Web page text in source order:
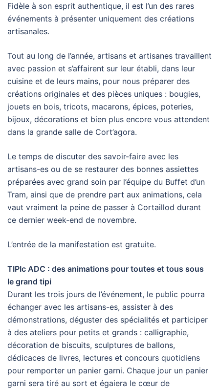
Fidèle à son esprit authentique, il est l’un des rares
événements à présenter uniquement des créations
artisanales.
Tout au long de l’année, artisans et artisanes travaillent
avec passion et s’affairent sur leur établi, dans leur
cuisine et de leurs mains, pour nous préparer des
créations originales et des pièces uniques : bougies,
jouets en bois, tricots, macarons, épices, poteries,
bijoux, décorations et bien plus encore vous attendent
dans la grande salle de Cort’agora.
Le temps de discuter des savoir-faire avec les
artisans-es ou de se restaurer des bonnes assiettes
préparées avec grand soin par l’équipe du Buffet d’un
Tram, ainsi que de prendre part aux animations, cela
vaut vraiment la peine de passer à Cortaillod durant
ce dernier week-end de novembre.
L’entrée de la manifestation est gratuite.
TIPIc ADC : des animations pour toutes et tous sous
le grand tipi
Durant les trois jours de l’événement, le public pourra
échanger avec les artisans-es, assister à des
démonstrations, déguster des spécialités et participer
à des ateliers pour petits et grands : calligraphie,
décoration de biscuits, sculptures de ballons,
dédicaces de livres, lectures et concours quotidiens
pour remporter un panier garni. Chaque jour un panier
garni sera tiré au sort et égaiera le cœur de